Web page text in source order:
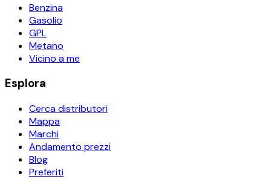
Benzina
Gasolio
GPL
Metano
Vicino a me
Esplora
Cerca distributori
Mappa
Marchi
Andamento prezzi
Blog
Preferiti